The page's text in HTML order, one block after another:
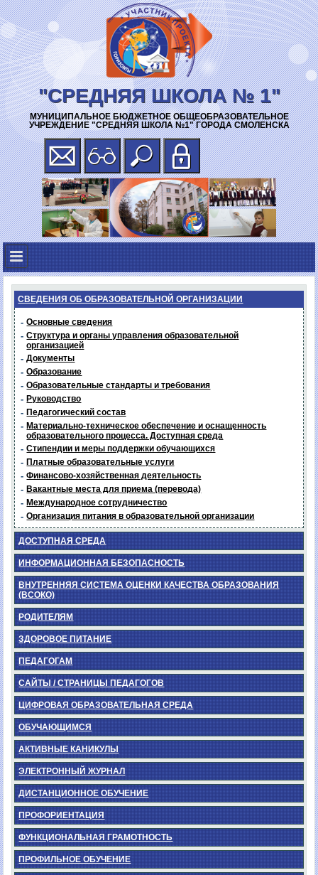
"СРЕДНЯЯ ШКОЛА № 1"
МУНИЦИПАЛЬНОЕ БЮДЖЕТНОЕ ОБЩЕОБРАЗОВАТЕЛЬНОЕ
УЧРЕЖДЕНИЕ "СРЕДНЯЯ ШКОЛА №1" ГОРОДА СМОЛЕНСКА
СВЕДЕНИЯ ОБ ОБРАЗОВАТЕЛЬНОЙ ОРГАНИЗАЦИИ
- Основные сведения
- Структура и органы управления образовательной
организацией
- Документы
- Образование
- Образовательные стандарты и требования
- Руководство
- Педагогический состав
- Материально-техническое обеспечение и оснащенность
образовательного процесса. Доступная среда
- Стипендии и меры поддержки обучающихся
- Платные образовательные услуги
- Финансово-хозяйственная деятельность
- Вакантные места для приема (перевода)
- Международное сотрудничество
- Организация питания в образовательной организации
ДОСТУПНАЯ СРЕДА
ИНФОРМАЦИОННАЯ БЕЗОПАСНОСТЬ
ВНУТРЕННЯЯ СИСТЕМА ОЦЕНКИ КАЧЕСТВА ОБРАЗОВАНИЯ
(ВСОКО)
РОДИТЕЛЯМ
ЗДОРОВОЕ ПИТАНИЕ
ПЕДАГОГАМ
САЙТЫ / СТРАНИЦЫ ПЕДАГОГОВ
ЦИФРОВАЯ ОБРАЗОВАТЕЛЬНАЯ СРЕДА
ОБУЧАЮЩИМСЯ
АКТИВНЫЕ КАНИКУЛЫ
ЭЛЕКТРОННЫЙ ЖУРНАЛ
ДИСТАНЦИОННОЕ ОБУЧЕНИЕ
ПРОФОРИЕНТАЦИЯ
ФУНКЦИОНАЛЬНАЯ ГРАМОТНОСТЬ
ПРОФИЛЬНОЕ ОБУЧЕНИЕ